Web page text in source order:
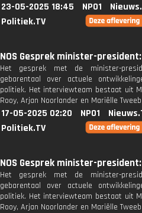
23-05-2025 18:45 NPO1
Politiek.TV
NOS Gesprek minister-
Het gesprek met de minister-
gebarentaal over actuele
politiek. Het interviewteam bestaat uit
Rooy, Arjan Noorlander en Mariëlle
17-05-2025 02:20 NPO1
Politiek.TV
NOS Gesprek minister-
Het gesprek met de minister-
gebarentaal over actuele
politiek. Het interviewteam bestaat uit
Rooy, Arjan Noorlander en Mariëlle